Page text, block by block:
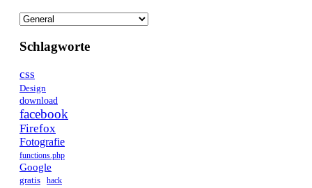
Kategorien
Schlagworte
css
Design
download
facebook
Firefox
Fotografie
functions.php
Google
gratis hack